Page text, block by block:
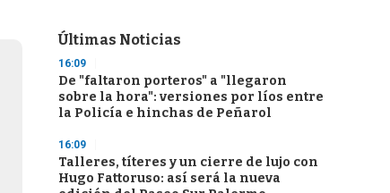
Últimas Noticias
16:09
De "faltaron porteros" a "llegaron
sobre la hora": versiones por líos entre
la Policía e hinchas de Peñarol
16:09
Talleres, títeres y un cierre de lujo con
Hugo Fattoruso: así será la nueva